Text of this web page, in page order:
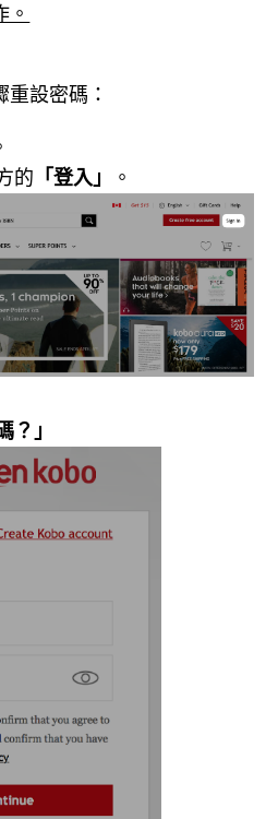
設密碼：
的 「登入」 。
？」